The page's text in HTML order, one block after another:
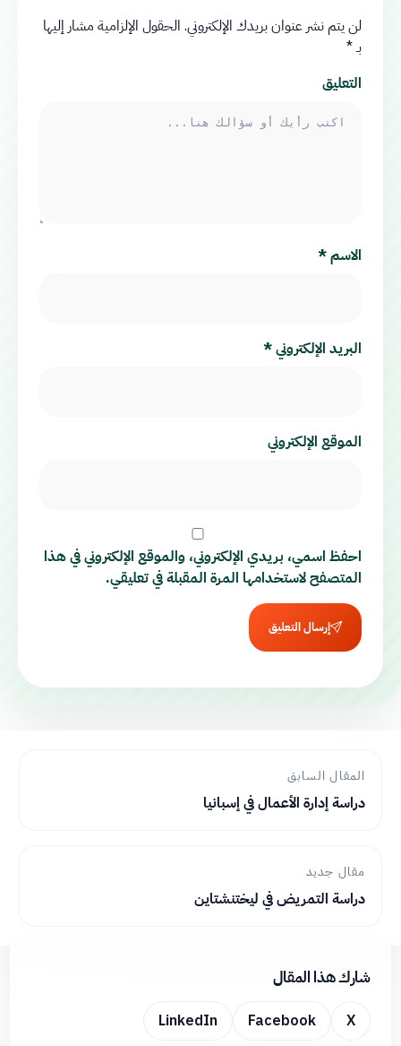
لن يتم نشر عنوان بريدك الإلكتروني. الحقول الإلزامية مشار إليها
بـ*
التعليق
الاسم*
البريد الإلكتروني*
الموقع الإلكتروني
احفظ اسمي، بريدي الإلكتروني، والموقع الإلكتروني في هذا
المتصفح لاستخدامها المرة المقبلة في تعليقي.
إرسال التعليق
المقال السابق
دراسة إدارة الأعمال في إسبانيا
مقال جديد
دراسة التمريض في ليختنشتاين
شارك هذا المقال
X
Facebook
LinkedIn